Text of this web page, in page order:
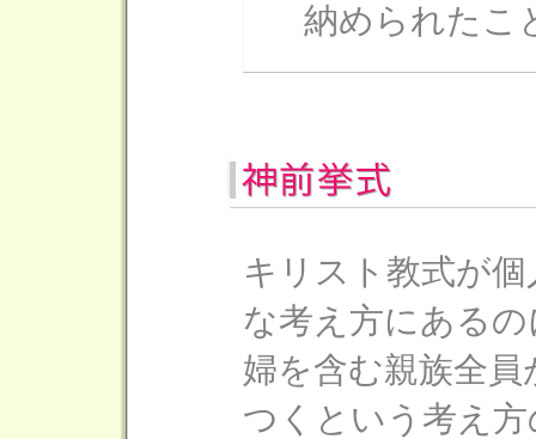
納められたこ
キリスト教式が
な考え方にある
婦を含む親族全
つくという考え